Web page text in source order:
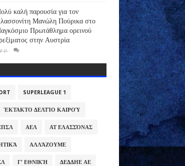
καλή παρουσία για τον
Μανώλη Πούρικα στο
Πρωτάθλημα ορεινού
στην Αυστρία
SUPERLEAGUE 1
ΈΚΤΑΚΤΟ ΔΕΛΤΊΟ ΚΑΙΡΟΎ
ΑΕΛ ΑΤ ΕΛΑΣΣΌΝΑΣ
ΑΛΛΆΖΟΥΜΕ
Γ' ΕΘΝΙΚΉ ΔΕΔΔΗΕ ΑΕ